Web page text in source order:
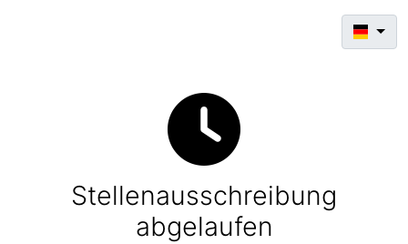
Stellenausschreibung
abgelaufen